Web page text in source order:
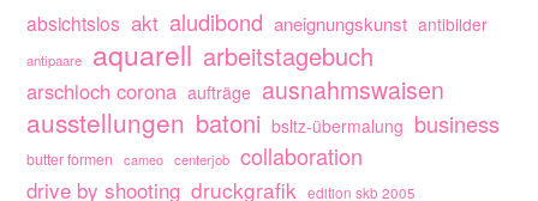
absichtslos akt aludibond aneignungskunst antibilder
antipaare aquarell arbeitstagebuch
arschloch corona aufträge ausnahmswaisen
ausstellungen batoni bsltz-übermalung business
butter formen cameo centerjob collaboration
drive by shooting druckgrafik edition skb 2005